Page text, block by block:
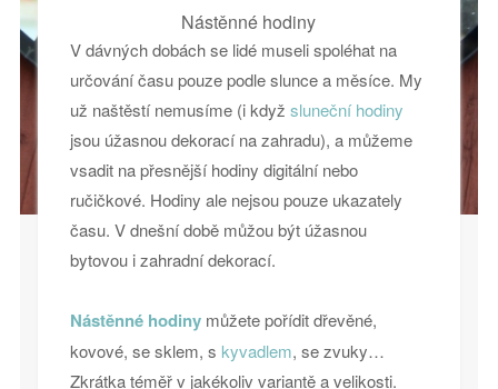
Nástěnné hodiny
V dávných dobách se lidé museli spoléhat na
určování času pouze podle slunce a měsíce. My
už naštěstí nemusíme (i když sluneční hodiny
jsou úžasnou dekorací na zahradu), a můžeme
vsadit na přesnější hodiny digitální nebo
ručičkové. Hodiny ale nejsou pouze ukazately
času. V dnešní době můžou být úžasnou
bytovou i zahradní dekorací.
Nástěnné hodinymůžete pořídit dřevěné,
kovové, se sklem, s kyvadlem, se zvuky…
Zkrátka téměř v jakékoliv variantě a velikosti.